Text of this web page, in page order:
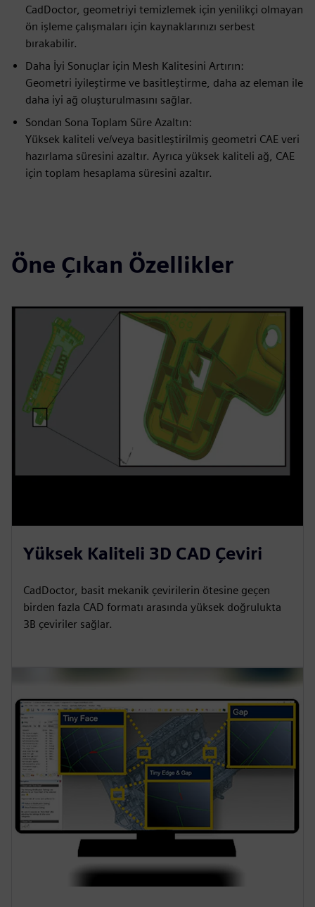
CadDoctor, geometriyi temizlemek için yenilikçi olmayan
ön işleme çalışmaları için kaynaklarınızı serbest
bırakabilir.
Daha İyi Sonuçlar için Mesh Kalitesini Artırın:
Geometri iyileştirme ve basitleştirme, daha az eleman ile
daha iyi ağ oluşturulmasını sağlar.
Sondan Sona Toplam Süre Azaltın:
Yüksek kaliteli ve/veya basitleştirilmiş geometri CAE veri
hazırlama süresini azaltır. Ayrıca yüksek kaliteli ağ, CAE
için toplam hesaplama süresini azaltır.
Öne Çıkan Özellikler
Yüksek Kaliteli 3D CAD Çeviri
CadDoctor, basit mekanik çevirilerin ötesine geçen
birden fazla CAD formatı arasında yüksek doğrulukta
3B çeviriler sağlar.